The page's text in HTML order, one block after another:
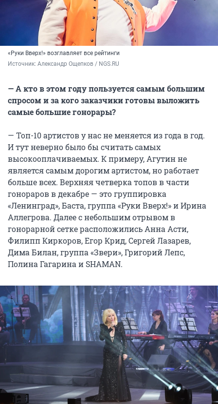
«Руки Вверх!» возглавляет все рейтинги
Источник: Александр Ощепков / NGS.RU
— А кто в этом году пользуется самым большим
спросом и за кого заказчики готовы выложить
самые большие гонорары?
— Топ-10 артистов у нас не меняется из года в год.
И тут неверно было бы считать самых
высокооплачиваемых. К примеру, Агутин не
является самым дорогим артистом, но работает
больше всех. Верхняя четверка топов в части
гонораров в декабре — это группировка
«Ленинград», Баста, группа «Руки Вверх!» и Ирина
Аллегрова. Далее с небольшим отрывом в
гонорарной сетке расположились Анна Асти,
Филипп Киркоров, Егор Крид, Сергей Лазарев,
Дима Билан, группа «Звери», Григорий Лепс,
Полина Гагарина и SHAMAN.